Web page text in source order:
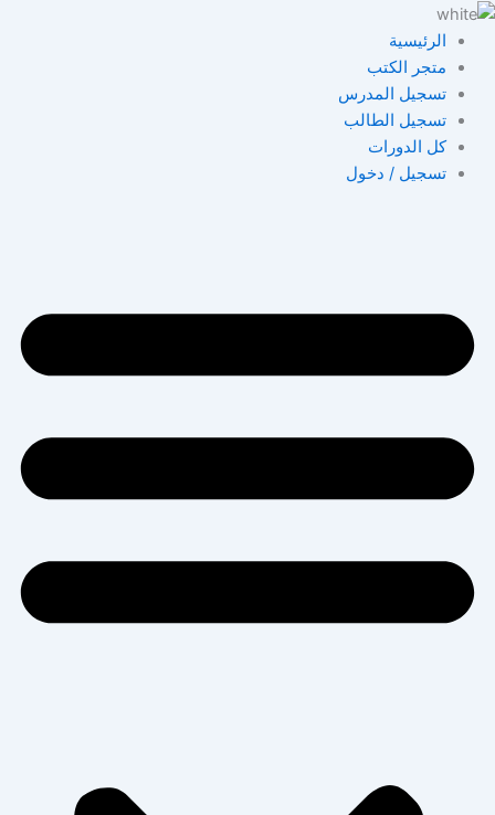
تخطي
المحتوى
الرئيسية
متجر الكتب
تسجيل المدرس
تسجيل الطالب
كل الدورات
تسجيل / دخول